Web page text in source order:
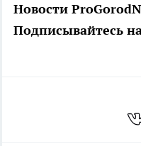
Новости
Подписывайтесь